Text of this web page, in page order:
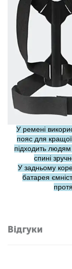
У ремені
пояс для
підходить
спині
У задньому
батарея
Відгуки